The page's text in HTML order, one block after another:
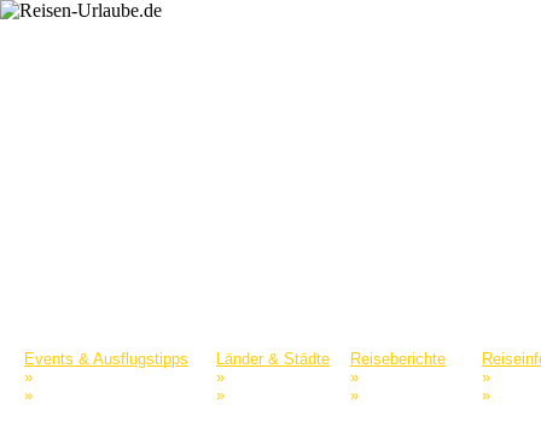
Events & Ausflugstipps Länder & Städte Reiseberichte
»
» » »
» » » »